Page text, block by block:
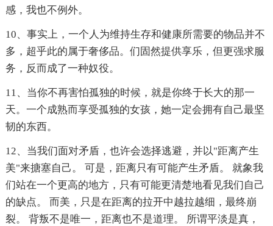
感，我也不例外。
10、事实上，一个人为维持生存和健康所需要的物品并不
多，超乎此的属于奢侈品。们固然提供享乐，但更强求服
务，反而成了一种奴役。
11、当你不再害怕孤独的时候，就是你终于长大的那一
天。一个成熟而享受孤独的女孩，她一定会拥有自己最坚
韧的东西。
12、当我们面对矛盾，也许会选择逃避，并以"距离产生
美"来搪塞自己。 可是，距离只有可能产生矛盾。 就象我
们站在一个更高的地方，只有可能更清楚地看见我们自己
的缺点。 而美，只是在距离的拉开中越拉越细，最终崩
裂。 背叛不是唯一，距离也不是道理。 所谓平淡是真，